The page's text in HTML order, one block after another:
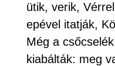
ütik, verik,
epével itatják,
Még a
kiabálták: meg